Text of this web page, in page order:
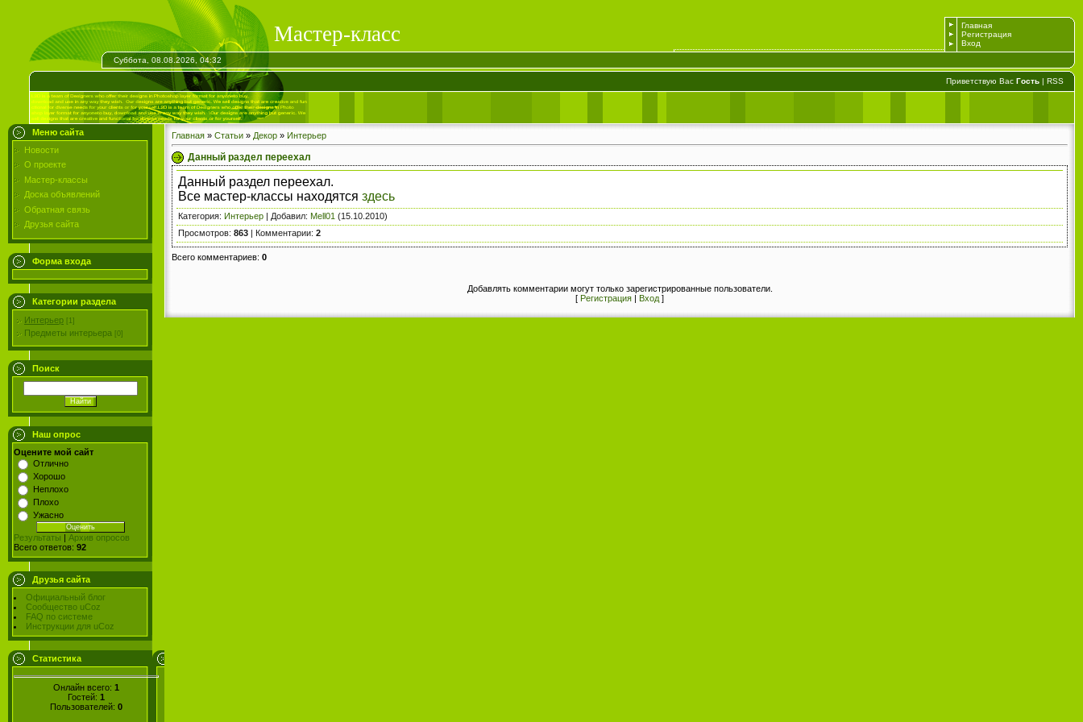
Мастер-класс
Главная
Регистрация
Вход
Суббота, 08.08.2026, 04:32
Приветствую Вас Гость | RSS
Меню сайта
Новости
О проекте
Мастер-классы
Доска объявлений
Обратная связь
Друзья сайта
Форма входа
Категории раздела
Интерьер
[1]
Предметы интерьера [0]
Поиск
Наш опрос
Оцените мой сайт
Отлично
Хорошо
Неплохо
Плохо
Ужасно
Результаты | Архив опросов
Всего ответов: 92
Друзья сайта
Официальный блог
Сообщество uCoz
FAQ по системе
Инструкции для uCoz
Статистика
Онлайн всего: 1
Гостей: 1
Пользователей: 0
Главная » Статьи » Декор » Интерьер
Данный раздел переехал
Данный раздел переехал.
Все мастер-классы находятся здесь
Категория: Интерьер | Добавил: Mell01 (15.10.2010)
Просмотров: 863 | Комментарии: 2
Всего комментариев: 0
Добавлять комментарии могут только зарегистрированные пользователи.
[ Регистрация | Вход ]